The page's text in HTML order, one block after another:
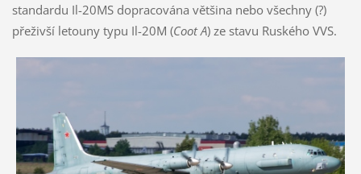
standardu Il-20MS dopracována většina nebo všechny (?)
přeživší letouny typu Il-20M (Coot A) ze stavu Ruského VVS.